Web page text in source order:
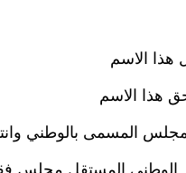
هذا الاسم
هذا الاسم